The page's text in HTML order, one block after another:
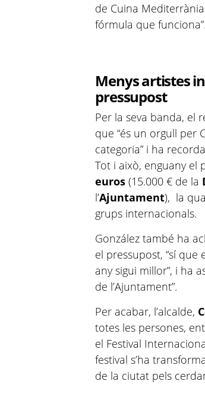
de Cuina
fórmula que funciona”.
Menys artistes
pressupost
Per la seva banda, el
que “és un orgull per
categoria” i ha
Tot i això, enguany el
euros (15.000 € de la
l’Ajuntament), la
grups internacionals.
González també ha
el pressupost, “sí
any sigui millor”, i ha
de l’Ajuntament”.
Per acabar, l’alcalde,
totes les persones,
el Festival
festival s’ha
de la ciutat pels